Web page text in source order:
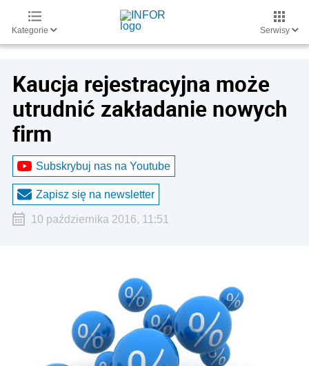
Kategorie Serwisy
Kaucja rejestracyjna może
utrudnić zakładanie nowych
firm
Subskrybuj nas na Youtube
Zapisz się na newsletter
10 października 2016, 11:51